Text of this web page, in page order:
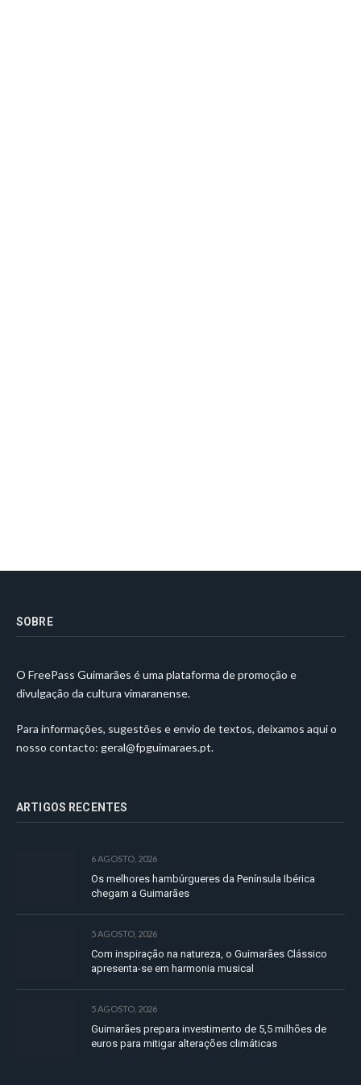
SOBRE
O FreePass Guimarães é uma plataforma de promoção e
divulgação da cultura vimaranense.
Para informações, sugestões e envio de textos, deixamos aqui o
nosso contacto: geral@fpguimaraes.pt.
ARTIGOS RECENTES
6 AGOSTO, 2026
Os melhores hambúrgueres da Península Ibérica
chegam a Guimarães
5 AGOSTO, 2026
Com inspiração na natureza, o Guimarães Clássico
apresenta-se em harmonia musical
5 AGOSTO, 2026
Guimarães prepara investimento de 5,5 milhões de
euros para mitigar alterações climáticas